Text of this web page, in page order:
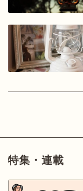
特集・連載
キャンプ場